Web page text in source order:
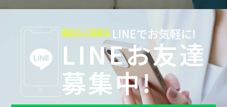
査定もご相談も LINEでお気軽に!
LINEお友達
募集中!